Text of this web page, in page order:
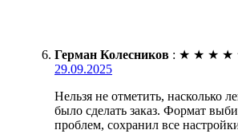
Герман Колесников : ★ ★ ★ ★
29.09.2025
Нельзя не отметить, насколько
было сделать заказ. Формат
проблем, сохранил все